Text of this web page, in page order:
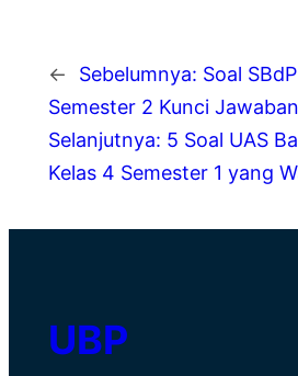
← Sebelumnya: Soal
Semester 2 Kunci Jawaban
Selanjutnya: 5 Soal UAS
Kelas 4 Semester 1 yang
UBP